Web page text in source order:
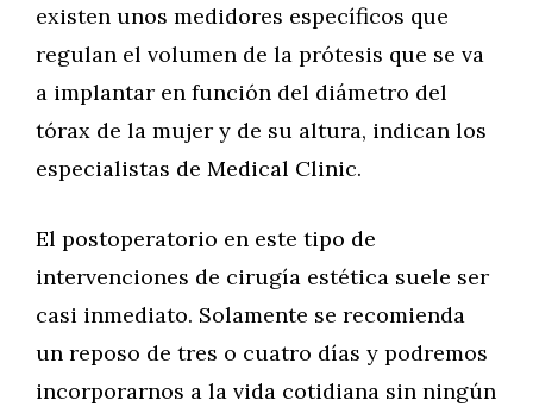
existen unos medidores específicos que
regulan el volumen de la prótesis que se va
a implantar en función del diámetro del
tórax de la mujer y de su altura, indican los
especialistas de Medical Clinic.
El postoperatorio en este tipo de
intervenciones de cirugía estética suele ser
casi inmediato. Solamente se recomienda
un reposo de tres o cuatro días y podremos
incorporarnos a la vida cotidiana sin ningún